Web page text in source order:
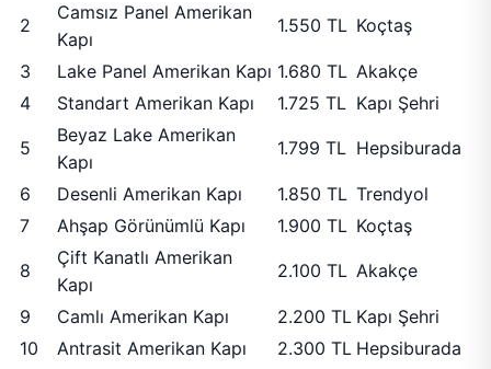
2
Camsız Panel Amerikan
Kapı
1.550 TL Koçtaş
3 Lake Panel Amerikan Kapı 1.680 TL Akakçe
4
Standart Amerikan Kapı 1.725 TL Kapı Şehri
5
Beyaz Lake Amerikan
Kapı
1.799 TL Hepsiburada
6 Desenli Amerikan Kapı 1.850 TL Trendyol
7
Ahşap Görünümlü Kapı 1.900 TL Koçtaş
8
Çift Kanatlı Amerikan
Kapı
2.100 TL Akakçe
9 Camlı Amerikan Kapı 2.200 TL Kapı Şehri
10
Antrasit Amerikan Kapı 2.300 TL Hepsiburada